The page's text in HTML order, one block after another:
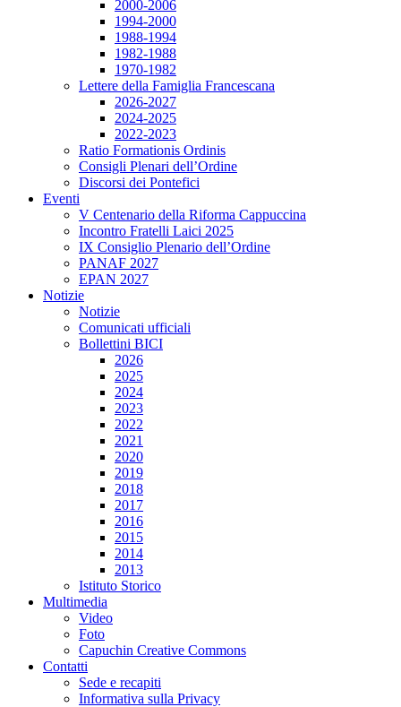
2000-2006
1994-2000
1988-1994
1982-1988
1970-1982
Lettere della Famiglia Francescana
2026-2027
2024-2025
2022-2023
Ratio Formationis Ordinis
Consigli Plenari dell’Ordine
Discorsi dei Pontefici
Eventi
V Centenario della Riforma Cappuccina
Incontro Fratelli Laici 2025
IX Consiglio Plenario dell’Ordine
PANAF 2027
EPAN 2027
Notizie
Notizie
Comunicati ufficiali
Bollettini BICI
2026
2025
2024
2023
2022
2021
2020
2019
2018
2017
2016
2015
2014
2013
Istituto Storico
Multimedia
Video
Foto
Capuchin Creative Commons
Contatti
Sede e recapiti
Informativa sulla Privacy